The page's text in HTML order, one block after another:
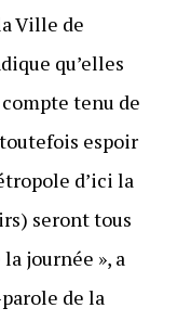
Ville de
qu’elles
tenu de
espoir
d’ici la
seront tous
journée », a
de la